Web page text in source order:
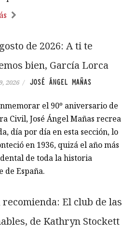
de 2026: A ti te
bien, García Lorca
2026 / JOSÉ ÁNGEL MAÑAS
el 90º aniversario de
Civil, José Ángel Mañas recrea
día por día en esta sección, lo
en 1936, quizá el año más
de toda la historia
de España.
recomienda: El club de las
de Kathryn Stockett